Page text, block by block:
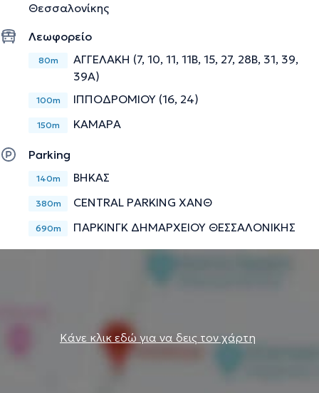
Θεσσαλονίκης
Λεωφορείο
80m
ΑΓΓΕΛΑΚΗ (7, 10, 11, 11B, 15, 27, 28Β, 31, 39,
39Α)
100m ΙΠΠΟΔΡΟΜΙΟΥ (16, 24)
150m ΚΑΜΑΡΑ
Parking
140m ΒΗΚΑΣ
380m CENTRAL PARKING ΧΑΝΘ
690m ΠΑΡΚΙΝΓΚ ΔΗΜΑΡΧΕΙΟΥ ΘΕΣΣΑΛΟΝΙΚΗΣ
Κάνε κλικ εδώ για να δεις τον χάρτη